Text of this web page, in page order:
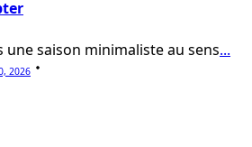
une saison minimaliste au sens...
2026